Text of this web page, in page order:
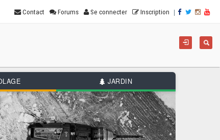
Contact Forums Se connecter Inscription |
JARDIN